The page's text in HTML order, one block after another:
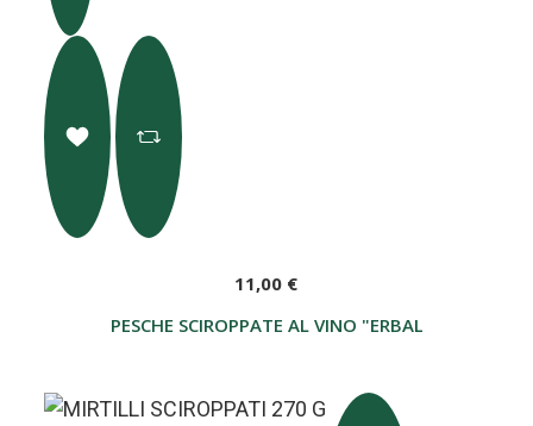
PESCHE SCIROPPATE AL VINO "ERBALUCE DI
11,00 €